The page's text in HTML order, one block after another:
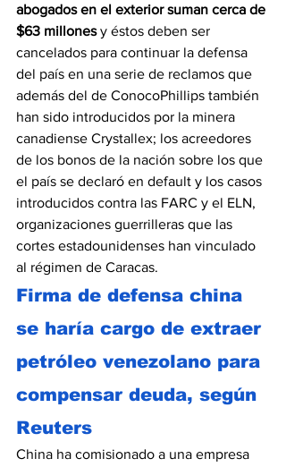
abogados en el exterior suman cerca de
$63 millones y éstos deben ser
cancelados para continuar la defensa
del país en una serie de reclamos que
además del de ConocoPhillips también
han sido introducidos por la minera
canadiense Crystallex; los acreedores
de los bonos de la nación sobre los que
el país se declaró en default y los casos
introducidos contra las FARC y el ELN,
organizaciones guerrilleras que las
cortes estadounidenses han vinculado
al régimen de Caracas.
Firma de defensa china
se haría cargo de extraer
petróleo venezolano para
compensar deuda, según
Reuters
China ha comisionado a una empresa